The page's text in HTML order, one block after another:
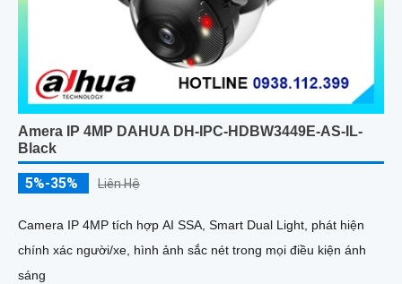
Amera IP 4MP DAHUA DH-IPC-HDBW3449E-AS-IL-
Black
5%-35% Liên Hệ
Camera IP 4MP tích hợp AI SSA, Smart Dual Light, phát hiện
chính xác người/xe, hình ảnh sắc nét trong mọi điều kiện ánh
sáng